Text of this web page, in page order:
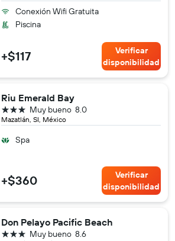
Conexión Wifi Gratuita
Piscina
+$117
Verificar
disponibilidad
Riu Emerald Bay
Mazatlán, SI, México
8.0
Muy bueno
3 estrellas
Spa
+$360
Verificar
disponibilidad
Don Pelayo Pacific Beach
8.6
Muy bueno
3 estrellas